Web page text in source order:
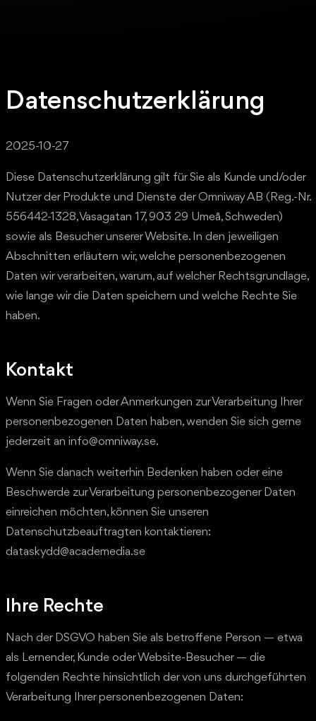
Datenschutzerklärung
2025-10-27
Diese Datenschutzerklärung gilt für Sie als Kunde und/oder
Nutzer der Produkte und Dienste der Omniway AB (Reg.-Nr.
556442-1328, Vasagatan 17, 903 29 Umeå, Schweden)
sowie als Besucher unserer Website. In den jeweiligen
Abschnitten erläutern wir, welche personenbezogenen
Daten wir verarbeiten, warum, auf welcher Rechtsgrundlage,
wie lange wir die Daten speichern und welche Rechte Sie
haben.
Kontakt
Wenn Sie Fragen oder Anmerkungen zur Verarbeitung Ihrer
personenbezogenen Daten haben, wenden Sie sich gerne
jederzeit an info@omniway.se.
Wenn Sie danach weiterhin Bedenken haben oder eine
Beschwerde zur Verarbeitung personenbezogener Daten
einreichen möchten, können Sie unseren
Datenschutzbeauftragten kontaktieren:
dataskydd@academedia.se
Ihre Rechte
Nach der DSGVO haben Sie als betroffene Person — etwa
als Lernender, Kunde oder Website-Besucher — die
folgenden Rechte hinsichtlich der von uns durchgeführten
Verarbeitung Ihrer personenbezogenen Daten: